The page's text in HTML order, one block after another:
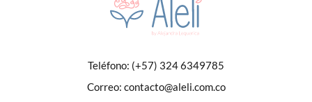
Teléfono: (+57) 324 6349785
Correo: contacto@aleli.com.co